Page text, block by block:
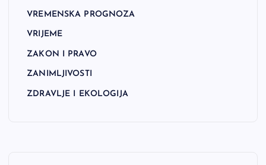
VREMENSKA PROGNOZA
VRIJEME
ZAKON I PRAVO
ZANIMLJIVOSTI
ZDRAVLJE I EKOLOGIJA